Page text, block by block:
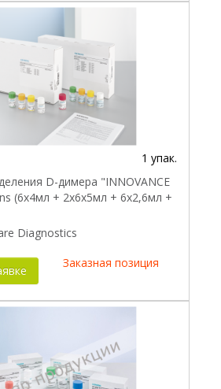
1 упак.
D-димера "INNOVANCE
(6x4мл + 2x6x5мл + 6x2,6мл +
Diagnostics
Заказная позиция